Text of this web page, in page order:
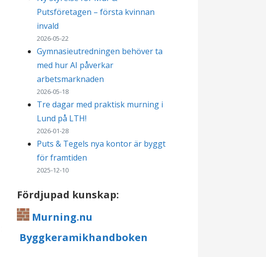
Putsföretagen – första kvinnan
invald
2026-05-22
Gymnasieutredningen behöver ta
med hur AI påverkar
arbetsmarknaden
2026-05-18
Tre dagar med praktisk murning i
Lund på LTH!
2026-01-28
Puts & Tegels nya kontor är byggt
för framtiden
2025-12-10
Fördjupad kunskap:
Murning.nu
Byggkeramikhandboken